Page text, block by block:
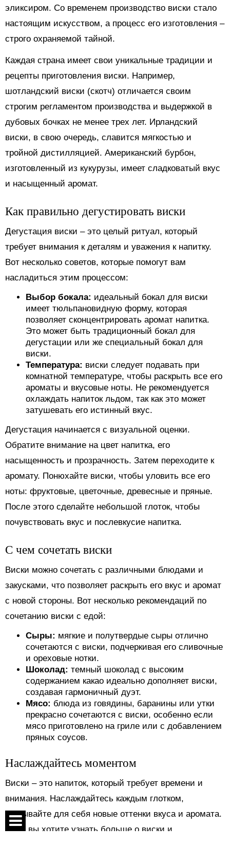
эликсиром. Со временем производство виски стало
настоящим искусством, а процесс его изготовления –
строго охраняемой тайной.
Каждая страна имеет свои уникальные традиции и
рецепты приготовления виски. Например,
шотландский виски (скотч) отличается своим
строгим регламентом производства и выдержкой в
дубовых бочках не менее трех лет. Ирландский
виски, в свою очередь, славится мягкостью и
тройной дистилляцией. Американский бурбон,
изготовленный из кукурузы, имеет сладковатый вкус
и насыщенный аромат.
Как правильно дегустировать виски
Дегустация виски – это целый ритуал, который
требует внимания к деталям и уважения к напитку.
Вот несколько советов, которые помогут вам
насладиться этим процессом:
Выбор бокала: идеальный бокал для виски
имеет тюльпановидную форму, которая
позволяет сконцентрировать аромат напитка.
Это может быть традиционный бокал для
дегустации или же специальный бокал для
виски.
Температура: виски следует подавать при
комнатной температуре, чтобы раскрыть все его
ароматы и вкусовые ноты. Не рекомендуется
охлаждать напиток льдом, так как это может
затушевать его истинный вкус.
Дегустация начинается с визуальной оценки.
Обратите внимание на цвет напитка, его
насыщенность и прозрачность. Затем переходите к
аромату. Понюхайте виски, чтобы уловить все его
ноты: фруктовые, цветочные, древесные и пряные.
После этого сделайте небольшой глоток, чтобы
почувствовать вкус и послевкусие напитка.
С чем сочетать виски
Виски можно сочетать с различными блюдами и
закусками, что позволяет раскрыть его вкус и аромат
с новой стороны. Вот несколько рекомендаций по
сочетанию виски с едой:
Сыры: мягкие и полутвердые сыры отлично
сочетаются с виски, подчеркивая его сливочные
и ореховые нотки.
Шоколад: темный шоколад с высоким
содержанием какао идеально дополняет виски,
создавая гармоничный дуэт.
Мясо: блюда из говядины, баранины или утки
прекрасно сочетаются с виски, особенно если
мясо приготовлено на гриле или с добавлением
пряных соусов.
Наслаждайтесь моментом
Виски – это напиток, который требует времени и
внимания. Наслаждайтесь каждым глотком,
открывайте для себя новые оттенки вкуса и аромата.
Если вы хотите узнать больше о виски и